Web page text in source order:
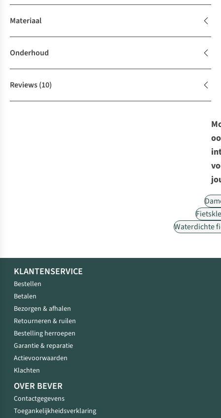
Materiaal
Onderhoud
Reviews(10)
Waterdichte
KLANTENSERVICE
Bestellen
Betalen
Bezorgen & afhalen
Retourneren & ruilen
Bestelling herroepen
Garantie & reparatie
Actievoorwaarden
Klachten
OVER BEVER
Contactgegevens
Toegankelijkheidsverklaring